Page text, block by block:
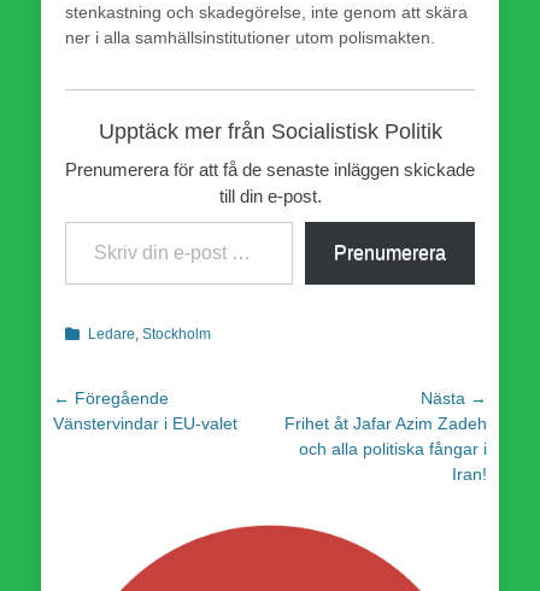
stenkastning och skadegörelse, inte genom att skära
ner i alla samhällsinstitutioner utom polismakten.
Upptäck mer från Socialistisk Politik
Prenumerera för att få de senaste inläggen skickade
till din e-post.
Skriv din e-post …
Prenumerera
Kategorier
Ledare Stockholm
Inläggsnavigering
← Föregående
Föregående
Vänstervindar i EU-valet
Nästa →
Nästa
inlägg:
Frihet åt Jafar Azim Zadeh
och alla politiska fångar i
Iran!